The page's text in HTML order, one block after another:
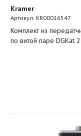
Kramer
Артикул: KR00016547
Комплект из
по витой паре DGKat